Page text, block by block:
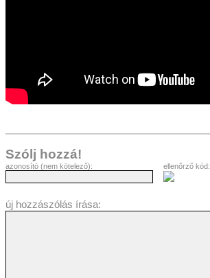
Szólj hozzá!
azonosító (nem kötelező): ellenőrző kód:
új hozzászólás írása: